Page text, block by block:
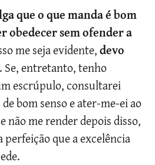
que o que manda é bom
obedecer sem ofender a
me seja evidente,devo
. Se, entretanto, tenho
escrúpulo, consultarei
bom senso e ater-me-ei ao
não me render depois disso,
que a excelência